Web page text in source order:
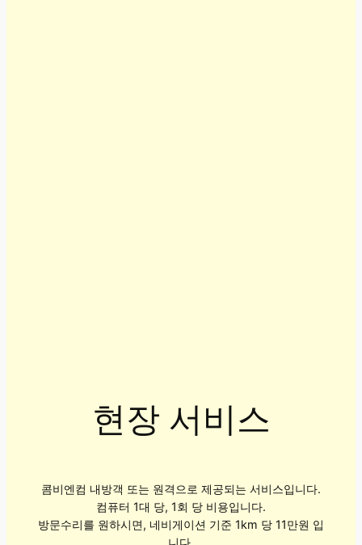
현장 서비스
콤비엔컴 내방객 또는 원격으로 제공되는 서비스입니다.
컴퓨터 1대 당, 1회 당 비용입니다.
방문수리를 원하시면, 네비게이션 기준 1km 당 11만원 입